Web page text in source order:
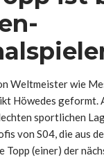
Weltmeister wie
Höwedes geformt.
sportlichen
von S04, die aus
Topp (einer) der